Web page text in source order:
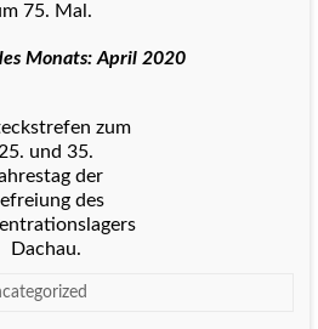
75. Mal.
Monats: April 2020
zum
25. und 35.
der
des
Dachau.